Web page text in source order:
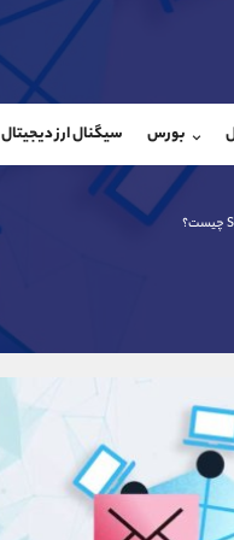
بورس سیگنال ارز دیجیتال
شروع گفتگو
@Armteam_admin_103